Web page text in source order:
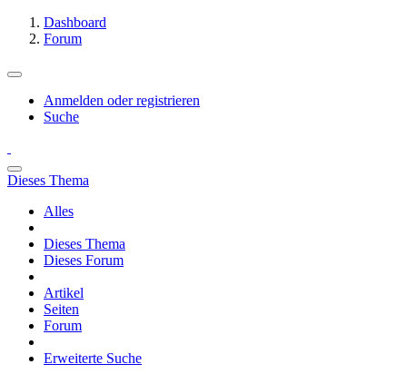
Dashboard
Forum
Anmelden oder registrieren
Suche
Dieses Thema
Alles
Dieses Thema
Dieses Forum
Artikel
Seiten
Forum
Erweiterte Suche